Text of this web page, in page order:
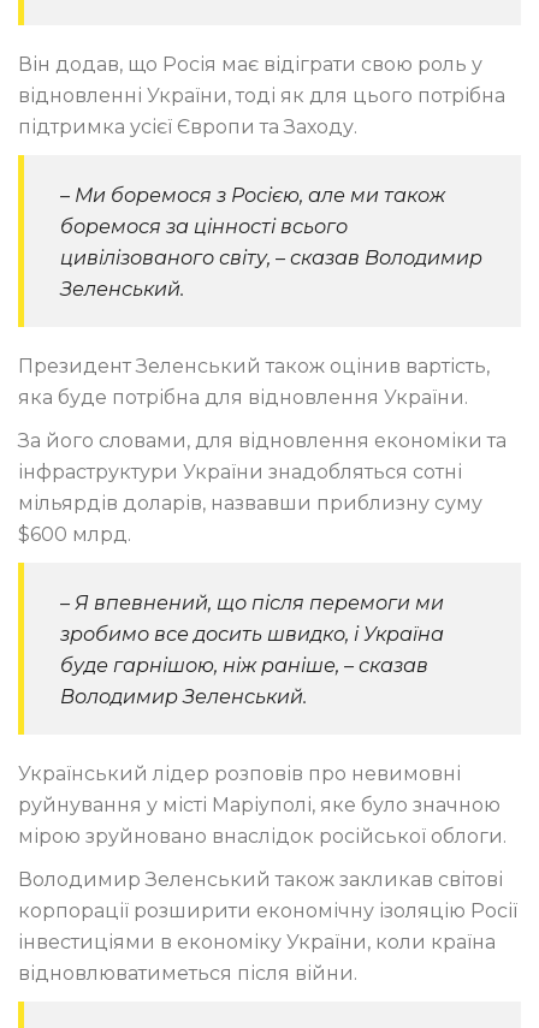
Він додав, що Росія має відіграти свою роль у
відновленні України, тоді як для цього потрібна
підтримка усієї Європи та Заходу.
– Ми боремося з Росією, але ми також
боремося за цінності всього
цивілізованого світу, – сказав Володимир
Зеленський.
Президент Зеленський також оцінив вартість,
яка буде потрібна для відновлення України.
За його словами, для відновлення економіки та
інфраструктури України знадобляться сотні
мільярдів доларів, назвавши приблизну суму
$600 млрд.
– Я впевнений, що після перемоги ми
зробимо все досить швидко, і Україна
буде гарнішою, ніж раніше, – сказав
Володимир Зеленський.
Український лідер розповів про невимовні
руйнування у місті Маріуполі, яке було значною
мірою зруйновано внаслідок російської облоги.
Володимир Зеленський також закликав світові
корпорації розширити економічну ізоляцію Росії
інвестиціями в економіку України, коли країна
відновлюватиметься після війни.